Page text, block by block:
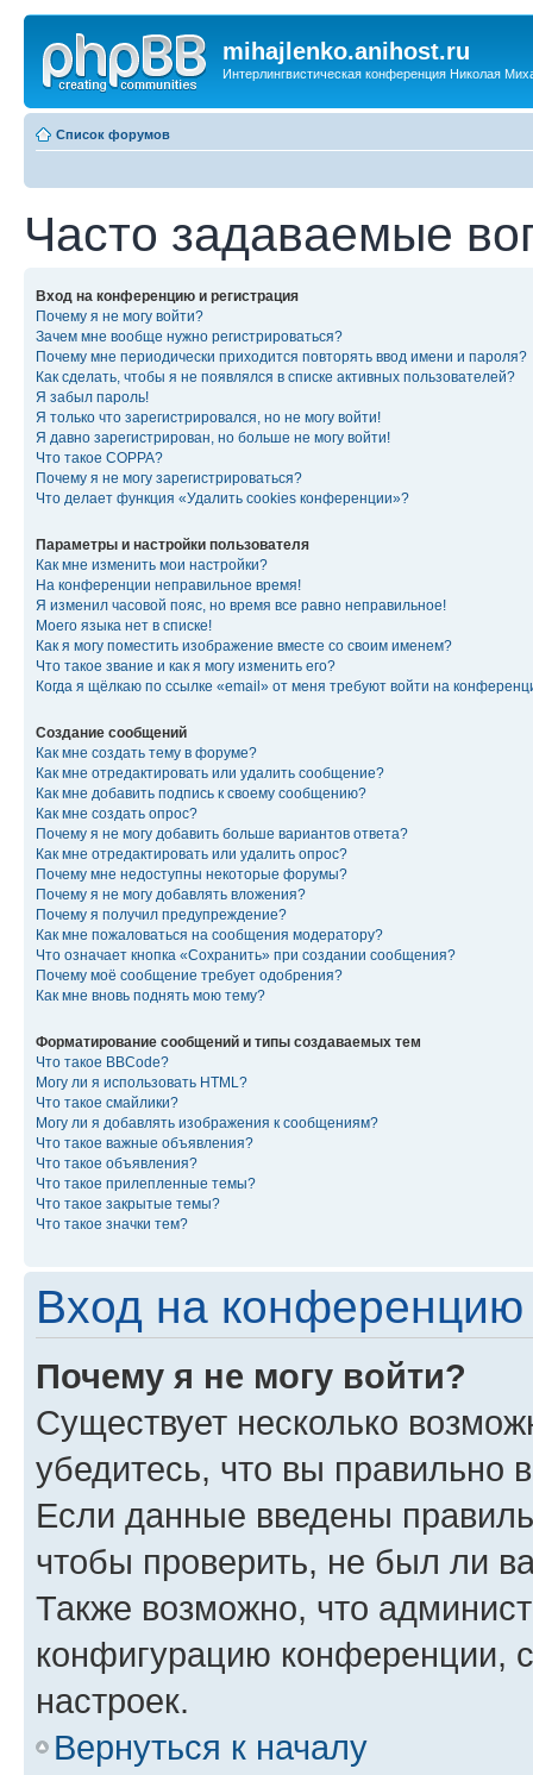
mihajlenko.anihost.ru
Интерлингвистическая конференция Николая
Список форумов
Часто задаваемые
Вход на конференцию и регистрация
Почему я не могу войти?
Зачем мне вообще нужно регистрироваться?
Почему мне периодически приходится повторять ввод имени и пароля?
Как сделать, чтобы я не появлялся в списке активных пользователей?
Я забыл пароль!
Я только что зарегистрировался, но не могу войти!
Я давно зарегистрирован, но больше не могу войти!
Что такое COPPA?
Почему я не могу зарегистрироваться?
Что делает функция «Удалить cookies конференции»?
Параметры и настройки пользователя
Как мне изменить мои настройки?
На конференции неправильное время!
Я изменил часовой пояс, но время все равно неправильное!
Моего языка нет в списке!
Как я могу поместить изображение вместе со своим именем?
Что такое звание и как я могу изменить его?
Когда я щёлкаю по ссылке «email» от меня требуют войти на
Создание сообщений
Как мне создать тему в форуме?
Как мне отредактировать или удалить сообщение?
Как мне добавить подпись к своему сообщению?
Как мне создать опрос?
Почему я не могу добавить больше вариантов ответа?
Как мне отредактировать или удалить опрос?
Почему мне недоступны некоторые форумы?
Почему я не могу добавлять вложения?
Почему я получил предупреждение?
Как мне пожаловаться на сообщения модератору?
Что означает кнопка «Сохранить» при создании сообщения?
Почему моё сообщение требует одобрения?
Как мне вновь поднять мою тему?
Форматирование сообщений и типы создаваемых тем
Что такое BBCode?
Могу ли я использовать HTML?
Что такое смайлики?
Могу ли я добавлять изображения к сообщениям?
Что такое важные объявления?
Что такое объявления?
Что такое прилепленные темы?
Что такое закрытые темы?
Что такое значки тем?
Вход на конференцию
Почему я не могу войти?
Существует несколько
убедитесь, что вы правильно
Если данные введены
чтобы проверить, не был ли
Также возможно, что
конфигурацию конференции,
настроек.
Вернуться к началу